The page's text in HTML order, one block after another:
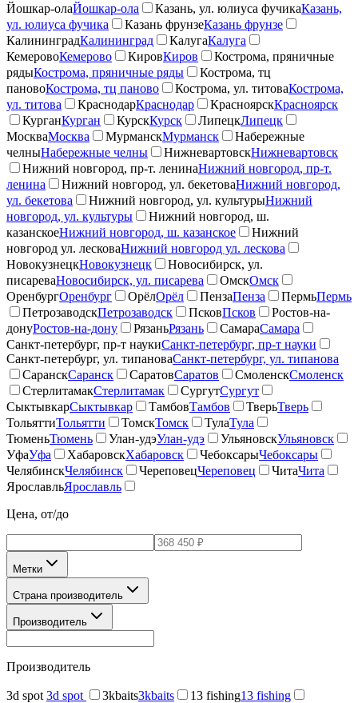
Йошкар-олаЙошкар-ола Казань, ул. юлиуса фучикаКазань,
ул. юлиуса фучика
Казань фрунзеКазань фрунзе
КалининградКалининград КалугаКалуга
КемеровоКемерово КировКиров
Кострома, пряничные
рядыКострома, пряничные ряды
Кострома, тц
пановоКострома, тц паново Кострома, ул. титоваКострома,
ул. титова
КраснодарКраснодар КрасноярскКрасноярск
КурганКурган КурскКурск ЛипецкЛипецк
МоскваМосква МурманскМурманск
Набережные
челныНабережные челны НижневартовскНижневартовск
Нижний новгород, пр-т. ленинаНижний новгород, пр-т.
ленина
Нижний новгород, ул. бекетоваНижний новгород,
ул. бекетова
Нижний новгород, ул. культурыНижний
новгород, ул. культуры
Нижний новгород, ш.
казанскоеНижний новгород, ш. казанское
Нижний
новгород ул. лесковаНижний новгород ул. лескова
НовокузнецкНовокузнецк
Новосибирск, ул.
писареваНовосибирск, ул. писарева ОмскОмск
ОренбургОренбург ОрёлОрёл ПензаПенза ПермьПермь
ПетрозаводскПетрозаводск ПсковПсков
Ростов-на-
донуРостов-на-дону РязаньРязань СамараСамара
Санкт-петербург, пр-т наукиСанкт-петербург, пр-т науки
Санкт-петербург, ул. типановаСанкт-петербург, ул. типанова
СаранскСаранск СаратовСаратов СмоленскСмоленск
СтерлитамакСтерлитамак СургутСургут
СыктывкарСыктывкар ТамбовТамбов ТверьТверь
ТольяттиТольятти ТомскТомск ТулаТула
ТюменьТюмень Улан-удэУлан-удэ УльяновскУльяновск
УфаУфа ХабаровскХабаровск ЧебоксарыЧебоксары
ЧелябинскЧелябинск ЧереповецЧереповец ЧитаЧита
ЯрославльЯрославль
Цена, от/до
Метки
Страна производитель
Производитель
Производитель
3d spot 3d spot 3kbaits3kbaits 13 fishing13 fishing